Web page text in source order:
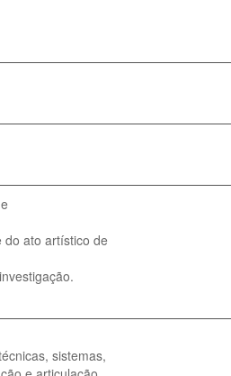
do ato artístico de
sistemas,